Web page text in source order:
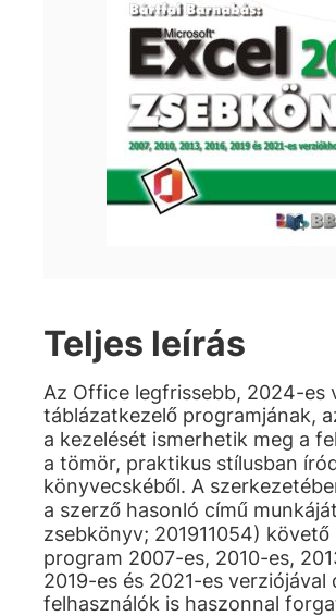
Teljes leírás
Az Office legfrissebb, 2024-es
táblázatkezelő programjának,
a kezelését ismerhetik meg a
a tömör, praktikus stílusban
könyvecskéből. A
a szerző hasonló című
zsebkönyv; 201911054)
program 2007-es, 2010-es,
2019-es és 2021-es verziójával
felhasználók is haszonnal